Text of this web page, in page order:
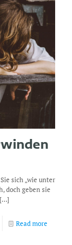
sich „wie unter
doch geben sie
[…]
Read more